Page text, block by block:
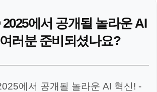
에서 공개될 놀라운 AI
러분 준비되셨나요?
에서 공개될 놀라운 AI 혁신! -